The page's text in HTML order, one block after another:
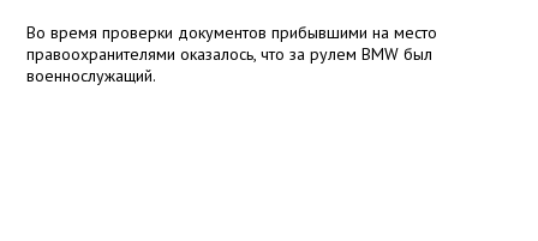
Во время проверки документов прибывшими на место
правоохранителями оказалось, что за рулем BMW был
военнослужащий.